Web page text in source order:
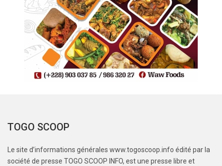
TOGO SCOOP
Le site d’informations générales www.togoscoop.info édité par la
société de presse TOGO SCOOP INFO, est une presse libre et